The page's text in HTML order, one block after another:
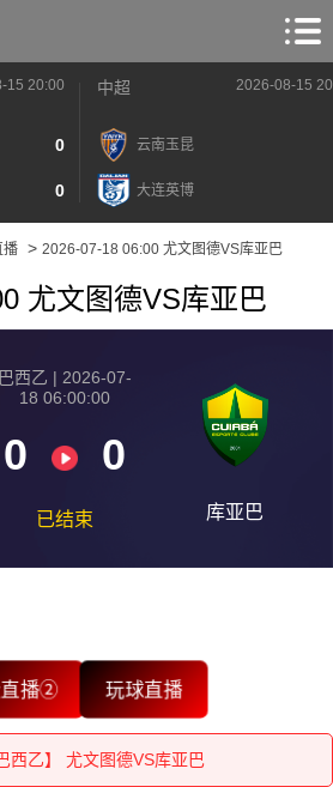
15 20:00
0
0
中超 2026-08-15
云南玉昆
大连英博
播> 2026-07-18 06:00 尤文图德VS库亚巴
尤文图德VS库亚巴
巴西乙 | 2026-07-
18 06:00:00
0 0
已结束 库亚巴
直播② 玩球直播
西乙】 尤文图德VS库亚巴
西乙】 尤文图德VS库亚巴
西乙】 尤文图德VS库亚巴